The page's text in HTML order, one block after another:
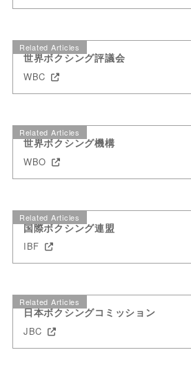
Related Articles
世界ボクシング評議会
WBC
Related Articles
世界ボクシング機構
WBO
Related Articles
国際ボクシング連盟
IBF
Related Articles
日本ボクシングコミッション
JBC